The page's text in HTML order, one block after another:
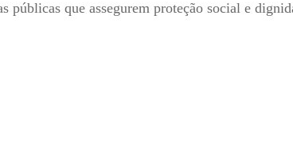
que assegurem proteção social e